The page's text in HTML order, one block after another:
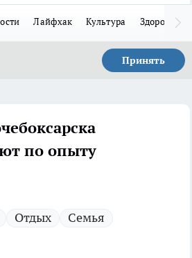
Лайфхак Культура Здоровье
Принять
по опыту
Отдых
Семья